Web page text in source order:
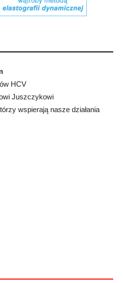
HCV
Juszczykowi
wspierają nasze działania